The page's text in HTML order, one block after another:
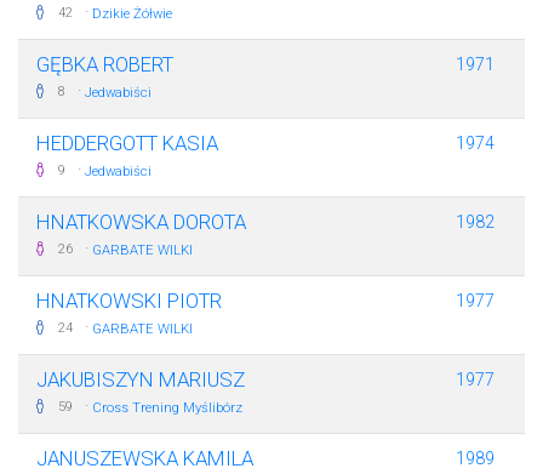
42 · Dzikie Żółwie
GĘBKA ROBERT
8 · Jedwabiści
1971
HEDDERGOTT KASIA
9 · Jedwabiści
1974
HNATKOWSKA DOROTA
26 · GARBATE WILKI
1982
HNATKOWSKI PIOTR
24 · GARBATE WILKI
1977
JAKUBISZYN MARIUSZ
59 · Cross Trening Myślibórz
1977
JANUSZEWSKA KAMILA 1989